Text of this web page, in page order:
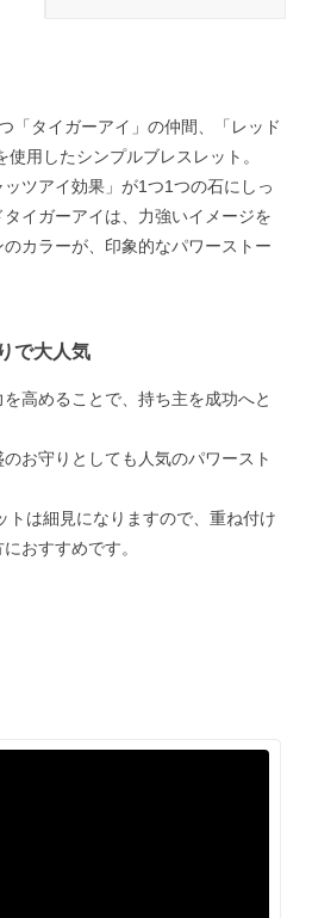
「タイガーアイ」の仲間、「レッド
用したシンプルブレスレット。
ツアイ効果」が1つ1つの石にしっ
イガーアイは、力強いイメージを
カラーが、印象的なパワーストー
で大人気
を高めることで、持ち主を成功へと
お守りとしても人気のパワースト
トは細見になりますので、重ね付け
おすすめです。